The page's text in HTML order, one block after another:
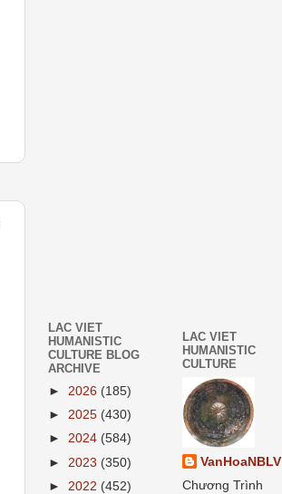
LAC VIET
HUMANISTIC
CULTURE BLOG
ARCHIVE
► 2026 (185)
► 2025 (430)
► 2024 (584)
► 2023 (350)
► 2022 (452)
LAC VIET
HUMANISTIC
CULTURE
VanHoaNBLV
Chương Trình